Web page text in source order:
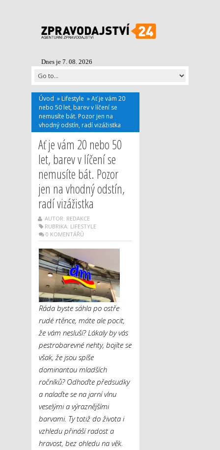
Dnes je 7. 08. 2026
Úvod » Lifestyle »Ať je vám 20
nebo 50 let, barev v líčení se
nemusíte bát. Pozor jen na
vhodný odstín, radí vizážistka
Ať je vám 20 nebo 50
let, barev v líčení se
nemusíte bát. Pozor
jen na vhodný odstín,
radí vizážistka
AUTOR: REDAKCE
RUBRIKA: LIFESTYLE
0 KOMENTÁŘŮ
Ráda byste sáhla po ostře
rudé rtěnce, máte ale pocit,
že vám nesluší? Lákaly by vás
pestrobarevné nehty, bojíte se
však, že jsou spíše
dominantou mladších
ročníků? Odhoďte předsudky
a nalaďte se na jarní vlnu
veselými a výraznějšími
barvami. Ty totiž do života i
vzhledu přináší radost a
hravost, bez ohledu na věk.